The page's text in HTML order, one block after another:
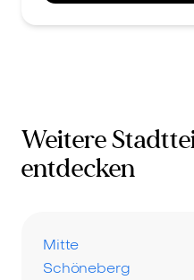
Weitere
entdecken
Mitte
Schöneberg